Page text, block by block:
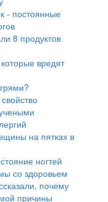
- постоянные
8 продуктов
вредят
на пятках в
ногтей
со здоровьем
почему
причины